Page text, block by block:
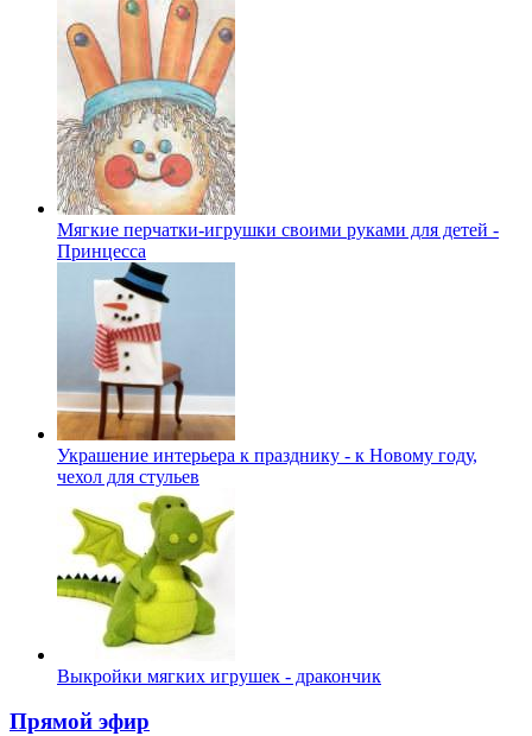
Мягкие перчатки-игрушки своими руками для детей -
Принцесса
Украшение интерьера к празднику - к Новому году,
чехол для стульев
Выкройки мягких игрушек - дракончик
Прямой эфир